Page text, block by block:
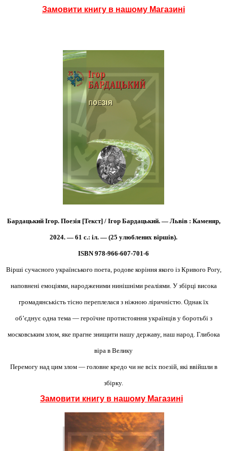
Замовити книгу в нашому Магазині
Бардацький Ігор. Поезія [Текст] / Ігор Бардацький. — Львів : Каменяр,
2024. — 61 с.: іл. — (25 улюблених віршів).
ISBN 978-966-607-701-6
Вірші сучасного українського поета, родове коріння якого із Кривого Рогу,
наповнені емоціями, народженими нинішніми реаліями. У збірці висока
громадянськість тісно переплелася з ніжною ліричністю. Однак їх
об’єднує одна тема — героїчне протистояння українців у боротьбі з
московським злом, яке прагне знищити нашу державу, наш народ. Глибока
віра в Велику
Перемогу над цим злом — головне кредо чи не всіх поезій, які ввійшли в
збірку.
Замовити книгу в нашому Магазині